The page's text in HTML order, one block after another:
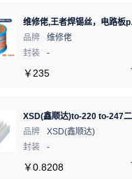
维修
品牌
维修佬
封装
-
￥ 235
品牌
XSD(鑫顺达)
封装
-
￥0.8208